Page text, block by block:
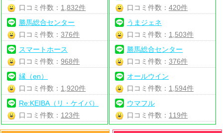
口コミ件数： 1,832件
勝馬総合センター
口コミ件数：376件
スマートホース
口コミ件数：968件
縁（en）
口コミ件数： 1,920件
Re:KEIBA（リ・ケイバ）
口コミ件数： 123件
口コミ件数： 420件
うまジェネ
口コミ件数： 1,503件
勝馬総合センター
口コミ件数： 376件
オールウイン
口コミ件数： 1,594件
ウマフル
口コミ件数： 119件